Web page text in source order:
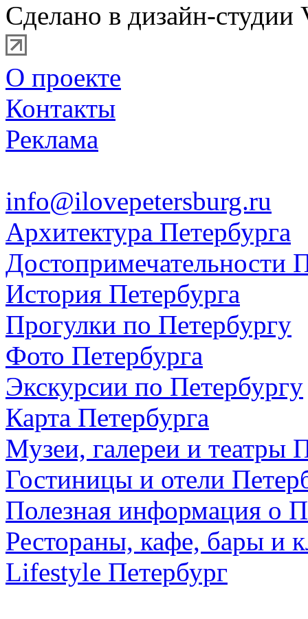
Сделано в дизайн-студии
О проекте
Контакты
Реклама
info@ilovepetersburg.ru
Архитектура Петербурга
Достопримечательности
История Петербурга
Прогулки по Петербургу
Фото Петербурга
Экскурсии по Петербургу
Карта Петербурга
Музеи, галереи и театры
Гостиницы и отели
Полезная информация о
Рестораны, кафе, бары и
Lifestyle Петербург